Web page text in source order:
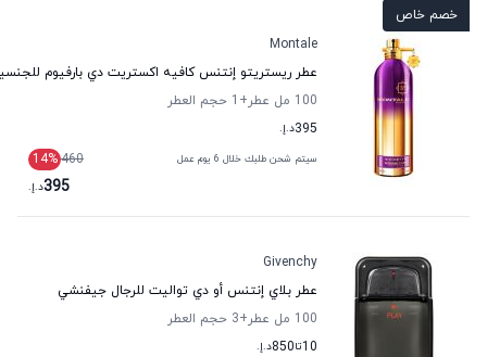
خصم خاص
Montale
عطر ريستريتو إنتنس كافيه اكستريت دي بارفيوم
100 مل عطر
+1
حجم العطر
395د.إ.
سيتم شحن طلبك خلال 6 يوم عمل 460
14%
395د.إ.
Givenchy
عطر بلاي إنتنس أو دي تواليت للرجال جيفنشي
100 مل عطر
+3
حجم العطر
10تا850د.إ.